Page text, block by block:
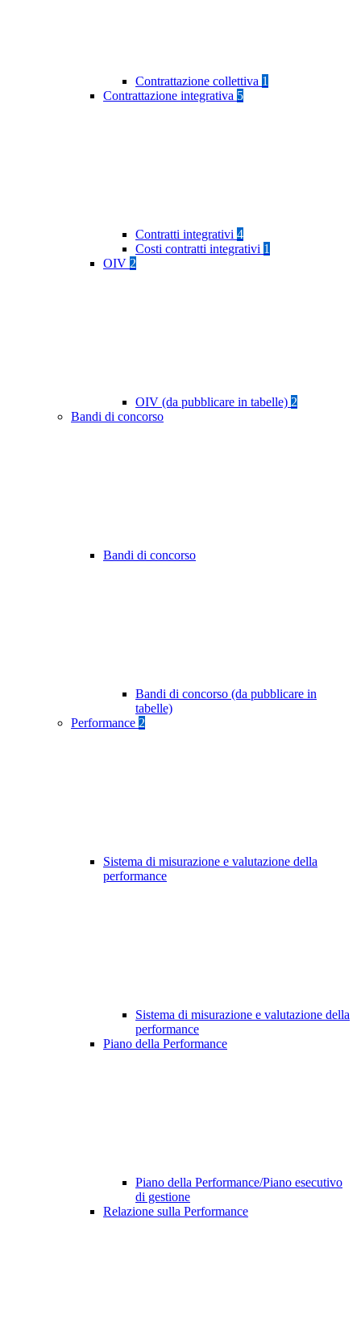
Contrattazione collettiva 1
Contrattazione integrativa 5
Contratti integrativi 4
Costi contratti integrativi 1
OIV 2
OIV (da pubblicare in tabelle) 2
Bandi di concorso
Bandi di concorso
Bandi di concorso (da pubblicare in
tabelle)
Performance 2
Sistema di misurazione e valutazione della
performance
Sistema di misurazione e valutazione della
performance
Piano della Performance
Piano della Performance/Piano esecutivo
di gestione
Relazione sulla Performance